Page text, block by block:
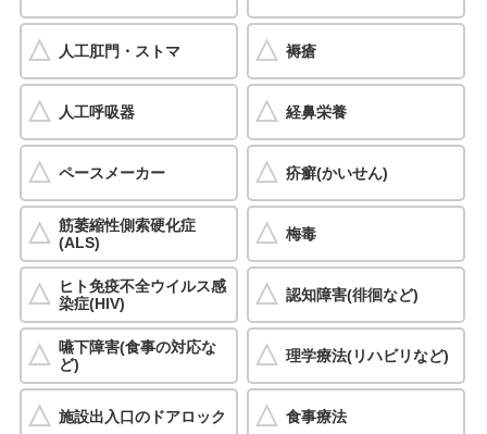
人工肛門・ストマ 褥瘡
人工呼吸器 経鼻栄養
ペースメーカー 疥癬(かいせん)
筋萎縮性側索硬化症
(ALS)
梅毒
ヒト免疫不全ウイルス感
染症(HIV)
認知障害(徘徊など)
嚥下障害(食事の対応な
ど)
理学療法(リハビリなど)
施設出入口のドアロック 食事療法